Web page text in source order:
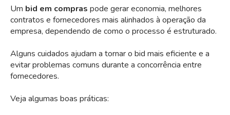
Um bid em compras pode gerar economia, melhores
contratos e fornecedores mais alinhados à operação da
empresa, dependendo de como o processo é estruturado.
Alguns cuidados ajudam a tornar o bid mais eficiente e a
evitar problemas comuns durante a concorrência entre
fornecedores.
Veja algumas boas práticas: